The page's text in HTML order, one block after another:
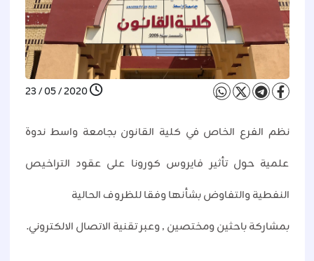
2020 / 05 / 23
نظم الفرع الخاص في كلية القانون بجامعة واسط ندوة
علمية حول تأثير فايروس كورونا على عقود التراخيص
النفطية والتفاوض بشأنها وفقا للظروف الحالية
بمشاركة باحثين ومختصين ٫ وعبر تقنية الاتصال الالكتروني.